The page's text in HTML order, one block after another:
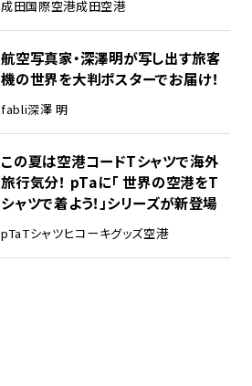
成田国際空港成田空港
航空写真家・深澤明が写し出す旅客
機の世界を大判ポスターでお届け！
fabli深澤 明
この夏は空港コードTシャツで海外
旅行気分！ pTaに「 世界の空港をT
シャツで着よう！」シリーズが新登場
pTaTシャツヒコーキグッズ空港